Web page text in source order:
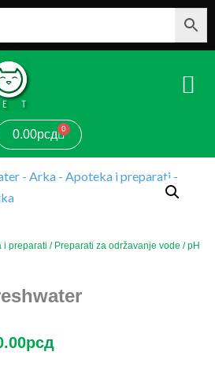
0.00рсд 0
Cart
i preparati / Preparati za održavanje vode / pH
рсд